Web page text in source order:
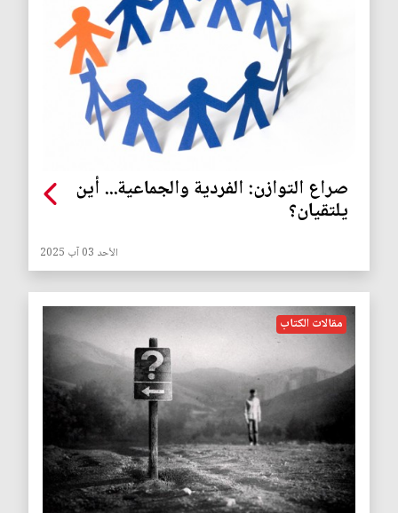
صراع التوازن: الفردية والجماعية... أين
يلتقيان؟
الأحد 03 آب 2025
مقالات الكتاب